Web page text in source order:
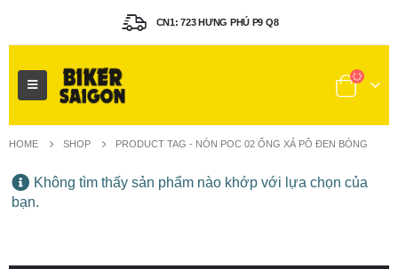
CN1: 723 HƯNG PHÚ P9 Q8
HOME SHOP PRODUCT TAG - NÓN POC 02 ỐNG XẢ PÔ ĐEN BÓNG
Không tìm thấy sản phẩm nào khớp với lựa chọn của
bạn.